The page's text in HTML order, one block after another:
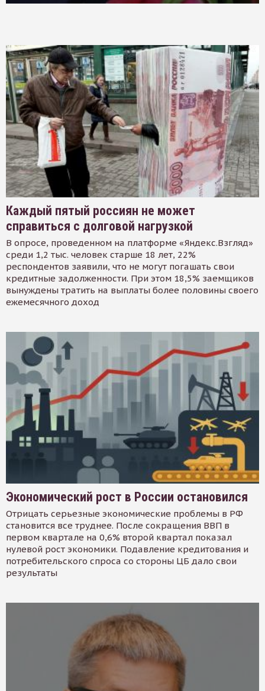
Каждый пятый россиян не может
справиться с долговой нагрузкой
В опросе, проведенном на платформе «Яндекс.Взгляд»
среди 1,2 тыс. человек старше 18 лет, 22%
респондентов заявили, что не могут погашать свои
кредитные задолженности. При этом 18,5% заемщиков
вынуждены тратить на выплаты более половины своего
ежемесячного доход
Экономический рост в России остановился
Отрицать серьезные экономические проблемы в РФ
становится все труднее. После сокращения ВВП в
первом квартале на 0,6% второй квартал показал
нулевой рост экономики. Подавление кредитования и
потребительского спроса со стороны ЦБ дало свои
результаты